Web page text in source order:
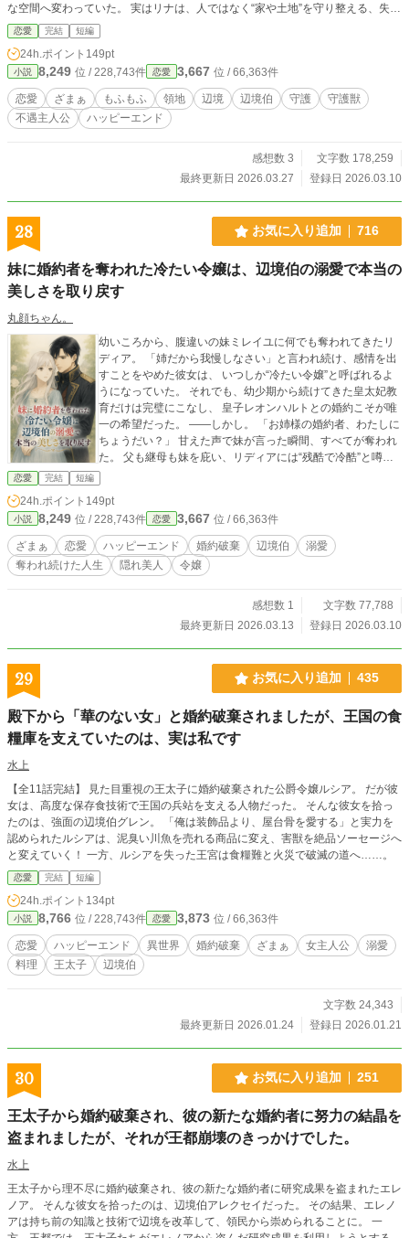
な空間へ変わっていた。 実はリナは、人ではなく“家や土地”を守り整える、失わ
れた系譜《家護りの聖女》だったのだ。 彼女が館も井戸も畑も整えるたび、辺
境の暮らしはよみがえり、冷徹と噂の辺境伯アシュレイはなぜか彼女を手放そう
としない。 一方、リナを追放した大神殿では奇跡が崩れ始め、彼女の力を奪っ
ていた不正まで明らかになっていき――。 これは、居場所を持てなかった少女
が、誰かの帰る家を守ることで、自分の帰る場所も手に入れる、追放ざまぁ×溺
愛×領地再生ファンタジー。
恋愛 完結 短編
24h.ポイント 149pt
小説 8,249 位 / 228,743件 恋愛 3,667 位 / 66,363件
恋愛 ざまぁ もふもふ 領地 辺境 辺境伯 守護
守護獣
不遇主人公
ハッピーエンド
感想数 3
文字数 178,259
最終更新日 2026.03.27
登録日 2026.03.10
28 お気に入り追加 716
妹に婚約者を奪われた冷たい令嬢は、辺境伯の溺愛で本当の
美しさを取り戻す
丸顔ちゃん。
幼いころから、腹違いの妹ミレイユに何でも奪われてきたリ
ディア。 「姉だから我慢しなさい」と言われ続け、感情を出
すことをやめた彼女は、 いつしか“冷たい令嬢”と呼ばれるよ
うになっていた。 それでも、幼少期から続けてきた皇太妃教
育だけは完璧にこなし、 皇子レオンハルトとの婚約こそが唯
一の希望だった。 ――しかし。 「お姉様の婚約者、わたしに
ちょうだい？」 甘えた声で妹が言った瞬間、すべてが奪われ
た。 父も継母も妹を庇い、リディアには“残酷で冷酷”と噂さ
れる アーレンス辺境伯への嫁入りが命じられる。 絶望の中で
向かった辺境地で、リディアを待っていたのは―― 噂とは真
逆の、優しく誠実で、誰よりも彼女を大切に扱う辺境伯だっ
た。 「ここでは我慢しなくていい。君の笑顔が見たい」 その
言葉に、凍りついていた心が少しずつ溶けていく。 本来の美
しさと気品を取り戻したリディアは、 やがて社交界で誰もが
振り返るほどの存在へと変わっていく。 一方、皇太妃教育に
恋愛 完結 短編
24h.ポイント 149pt
小説 8,249 位 / 228,743件 恋愛 3,667 位 / 66,363件
ざまぁ 恋愛 ハッピーエンド 婚約破棄 辺境伯
溺愛
奪われ続けた人生
隠れ美人 令嬢
感想数 1
文字数 77,788
最終更新日 2026.03.13
登録日 2026.03.10
29 お気に入り追加 435
殿下から「華のない女」と婚約破棄されましたが、王国の食
糧庫を支えていたのは、実は私です
水上
【全11話完結】 見た目重視の王太子に婚約破棄された公爵令嬢ルシア。 だが彼
女は、高度な保存食技術で王国の兵站を支える人物だった。 そんな彼女を拾っ
たのは、強面の辺境伯グレン。 「俺は装飾品より、屋台骨を愛する」と実力を
認められたルシアは、泥臭い川魚を売れる商品に変え、害獣を絶品ソーセージへ
と変えていく！ 一方、ルシアを失った王宮は食糧難と火災で破滅の道へ……。
恋愛 完結 短編
24h.ポイント 134pt
小説 8,766 位 / 228,743件 恋愛 3,873 位 / 66,363件
恋愛 ハッピーエンド 異世界 婚約破棄 ざまぁ 女主人公
溺愛
料理
王太子 辺境伯
文字数 24,343
最終更新日 2026.01.24
登録日 2026.01.21
30 お気に入り追加 251
王太子から婚約破棄され、彼の新たな婚約者に努力の結晶を
盗まれましたが、それが王都崩壊のきっかけでした。
水上
王太子から理不尽に婚約破棄され、彼の新たな婚約者に研究成果を盗まれたエレ
ノア。 そんな彼女を拾ったのは、辺境伯アレクセイだった。 その結果、エレノ
アは持ち前の知識と技術で辺境を改革して、領民から崇められることに。 一